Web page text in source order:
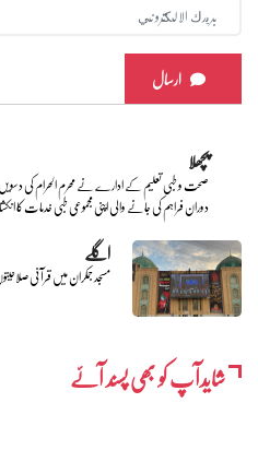
ارسال
پچھلا
صحت و طبی تعلیم کے ادارے نے محرم الحرام کی
دوران فراہم کی جانے والی اپنی مجموعی طبی خدمات کا
اگلے
مسجد جمکران میں قرآنی
شایدآپ کو بھی پسند آئے